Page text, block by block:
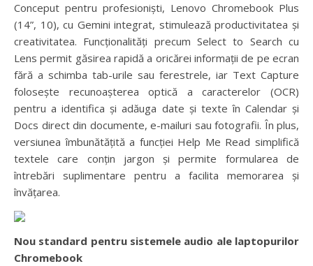
Conceput pentru profesioniști, Lenovo Chromebook Plus
(14”, 10), cu Gemini integrat, stimulează productivitatea și
creativitatea. Funcționalități precum Select to Search cu
Lens permit găsirea rapidă a oricărei informații de pe ecran
fără a schimba tab-urile sau ferestrele, iar Text Capture
folosește recunoașterea optică a caracterelor (OCR)
pentru a identifica și adăuga date și texte în Calendar și
Docs direct din documente, e-mailuri sau fotografii. În plus,
versiunea îmbunătățită a funcției Help Me Read simplifică
textele care conțin jargon și permite formularea de
întrebări suplimentare pentru a facilita memorarea și
învățarea.
Nou standard pentru sistemele audio ale laptopurilor
Chromebook